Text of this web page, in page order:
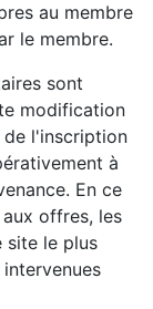
au membre
le membre.
sont
modification
de l'inscription
à
En ce
offres, les
site le plus